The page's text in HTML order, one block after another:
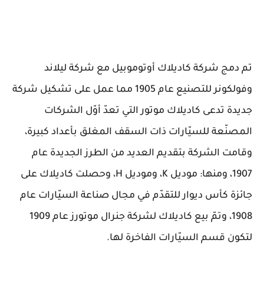
تم دمج شركة كاديلاك أوتوموبيل مع شركة ليلاند
وفولكونر للتصنيع عام 1905 مما عمل على تشكيل شركة
جديدة تدعى كاديلاك موتور التي تعدّ أوّل الشركات
المصنّعة للسيّارات ذات السقف المغلق بأعداد كبيرة،
وقامت الشركة بتقديم العديد من الطرز الجديدة عام
1907، ومنها: موديل K، وموديل H، وحصلت كاديلاك على
جائزة كأس ديوار للتقدّم في مجال صناعة السيّارات عام
1908، وتمّ بيع كاديلاك لشركة جنرال موتورز عام 1909
لتكون قسم السيّارات الفاخرة لها.